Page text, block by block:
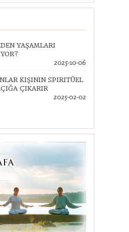
YAŞAMLARI
2025-10-06
KIŞININ SPIRITÜEL
ÇIKARIR
2025-02-02